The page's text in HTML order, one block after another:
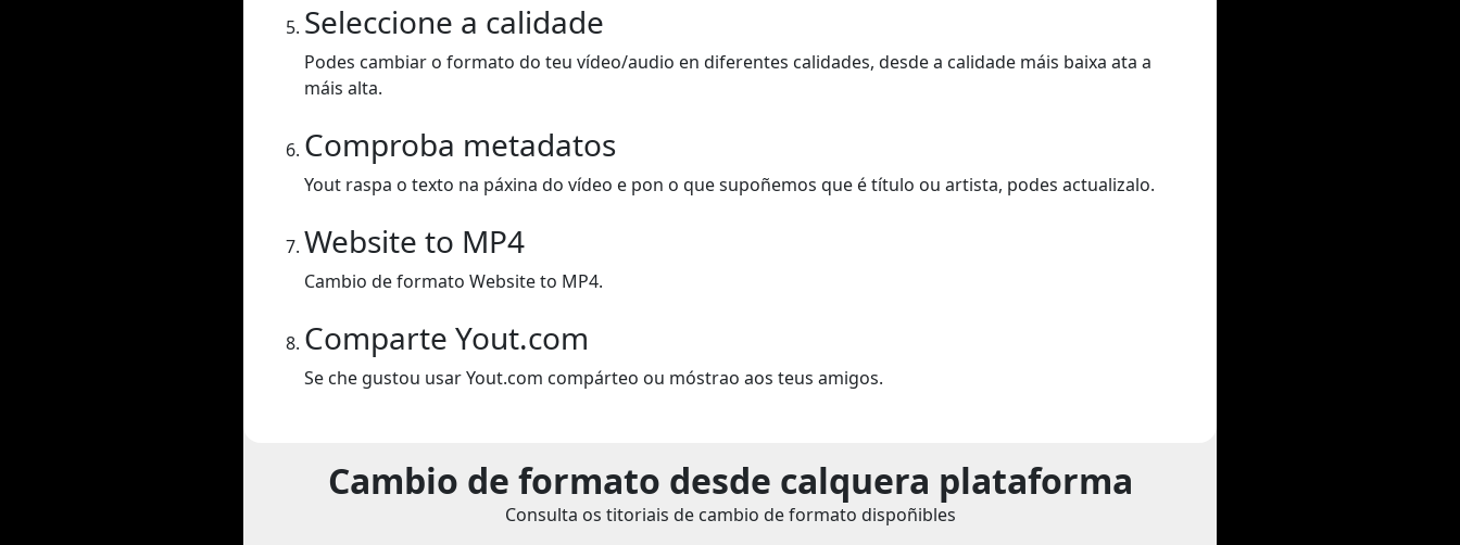
Seleccione a calidade
Podes cambiar o formato do teu vídeo/audio en diferentes calidades, desde a calidade máis baixa ata a
máis alta.
Comproba metadatos
Yout raspa o texto na páxina do vídeo e pon o que supoñemos que é título ou artista, podes actualizalo.
Website to MP4
Cambio de formato Website to MP4.
Comparte Yout.com
Se che gustou usar Yout.com compárteo ou móstrao aos teus amigos.
Cambio de formato desde calquera plataforma
Consulta os titoriais de cambio de formato dispoñibles